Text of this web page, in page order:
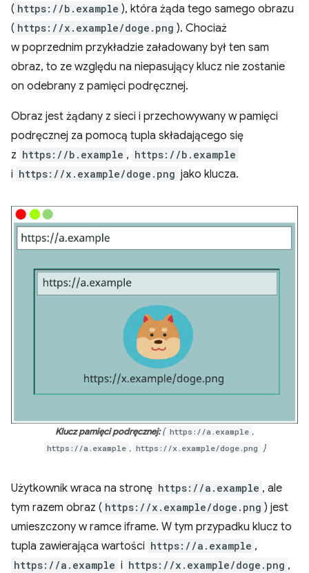
( https://b.example ), która żąda tego samego obrazu
( https://x.example/doge.png ). Chociaż
w poprzednim przykładzie załadowany był ten sam
obraz, to ze względu na niepasujący klucz nie zostanie
on odebrany z pamięci podręcznej.
Obraz jest żądany z sieci i przechowywany w pamięci
podręcznej za pomocą tupla składającego się
z https://b.example , https://b.example
i https://x.example/doge.png jako klucza.
Klucz pamięci podręcznej:{ https://a.example ,
https://a.example , https://x.example/doge.png }
Użytkownik wraca na stronę https://a.example , ale
tym razem obraz ( https://x.example/doge.png ) jest
umieszczony w ramce iframe. W tym przypadku klucz to
tupla zawierająca wartości https://a.example ,
https://a.example i https://x.example/doge.png ,